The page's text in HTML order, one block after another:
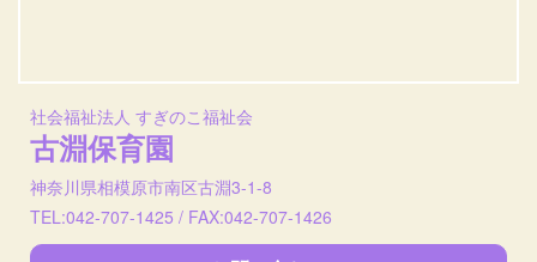
社会福祉法人 すぎのこ福祉会
古淵保育園
神奈川県相模原市南区古淵3-1-8
TEL:042-707-1425 / FAX:042-707-1426